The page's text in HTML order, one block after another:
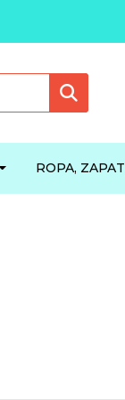
ROPA,